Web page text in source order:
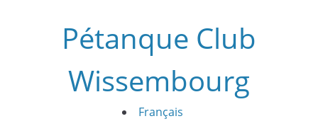
Pétanque Club
Wissembourg
Français